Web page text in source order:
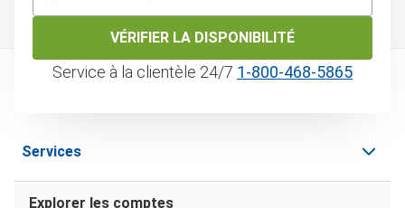
VÉRIFIER LA DISPONIBILITÉ
Service à la clientèle 24/7 1‑800‑468‑5865
Services
Explorer les comptes